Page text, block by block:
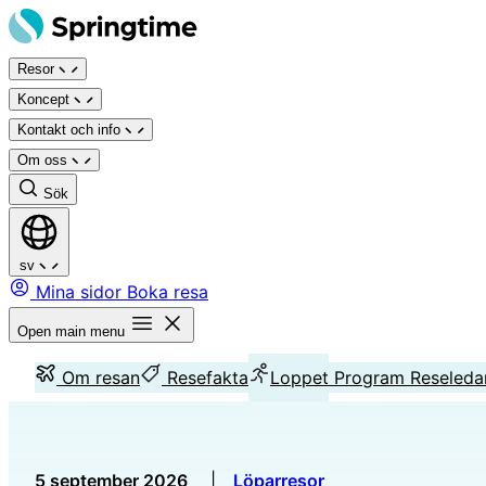
Hoppa
till
innehåll
Resor
Koncept
Kontakt och info
Om oss
Sök
sv
Mina sidor Boka resa
Open main menu
Om resan Resefakta Loppet Program
5 september 2026 Löparresor